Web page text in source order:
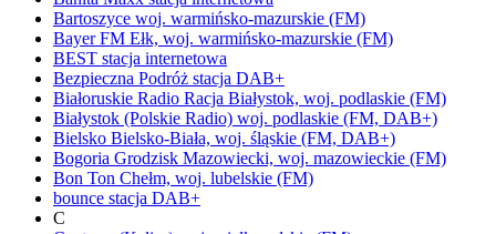
Bartoszyce woj. warmińsko-mazurskie (FM)
Bayer FM Ełk, woj. warmińsko-mazurskie (FM)
BEST stacja internetowa
Bezpieczna Podróż stacja DAB+
Białoruskie Radio Racja Białystok, woj. podlaskie (FM)
Białystok (Polskie Radio) woj. podlaskie (FM, DAB+)
Bielsko Bielsko-Biała, woj. śląskie (FM, DAB+)
Bogoria Grodzisk Mazowiecki, woj. mazowieckie (FM)
Bon Ton Chełm, woj. lubelskie (FM)
bounce stacja DAB+
C